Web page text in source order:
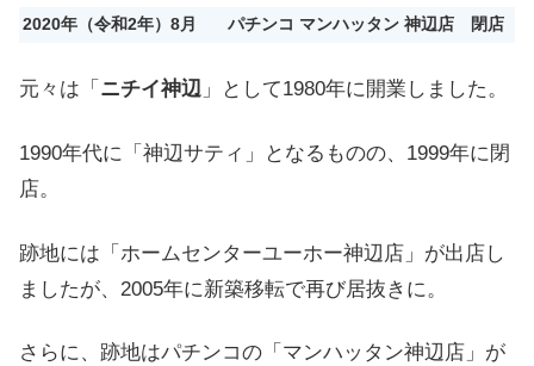
2020年（令和2年）8月
パチンコ マンハッタン 神辺店 閉店
元々は「 ニチイ神辺 」として1980年に開業しました。
1990年代に「神辺サティ」となるものの、1999年に閉
店。
跡地には「ホームセンターユーホー神辺店」が出店し
ましたが、2005年に新築移転で再び居抜きに。
さらに、跡地はパチンコの「マンハッタン神辺店」が